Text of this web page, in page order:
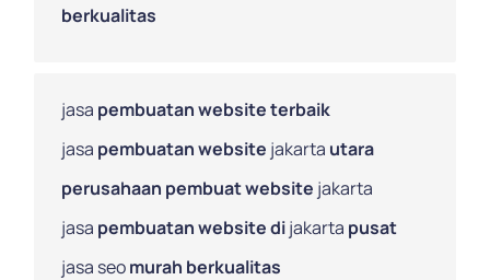
berkualitas
jasa pembuatan website terbaik
jasa pembuatan website jakarta utara
perusahaan pembuat website jakarta
jasa pembuatan website dijakarta pusat
jasa seomurah berkualitas